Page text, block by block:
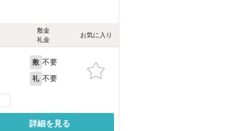
敷金
礼金
お気に入り
敷 不要
礼 不要
詳細を見る